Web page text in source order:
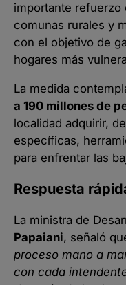
importante refuerzo
comunas rurales y
con el objetivo de
hogares más
La medida
a 190 millones de
localidad adquirir,
específicas,
para enfrentar las
Respuesta
La ministra de
Papaiani, señaló
proceso mano a
con cada